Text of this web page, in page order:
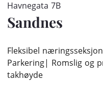
Havnegata 7B
Sandnes
Fleksibel
Parkering| Romslig og
takhøyde